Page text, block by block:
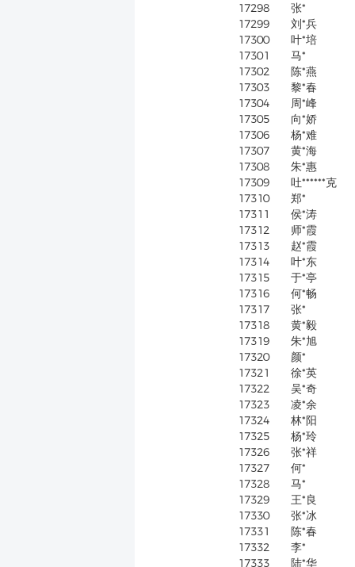
17298
张*
17299
刘*兵
17300
叶*培
17301
马*
17302
陈*燕
17303
黎*春
17304
周*峰
17305
向*娇
17306
杨*难
17307
黄*海
17308
朱*惠
17309
吐******克
17310
郑*
17311
侯*涛
17312
师*霞
17313
赵*霞
17314
叶*东
17315
于*亭
17316
何*畅
17317
张*
17318
黄*毅
17319
朱*旭
17320
颜*
17321
徐*英
17322
吴*奇
17323
凌*余
17324
林*阳
17325
杨*玲
17326
张*祥
17327
何*
17328
马*
17329
王*良
17330
张*冰
17331
陈*春
17332
李*
17333
陆*华